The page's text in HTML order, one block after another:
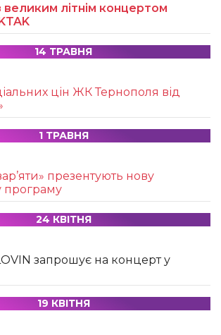
великим літнім концертом
14 ТРАВНЯ
цін ЖК Тернополя від
1 ТРАВНЯ
презентують нову
програму
24 КВІТНЯ
запрошує на концерт у
19 КВІТНЯ